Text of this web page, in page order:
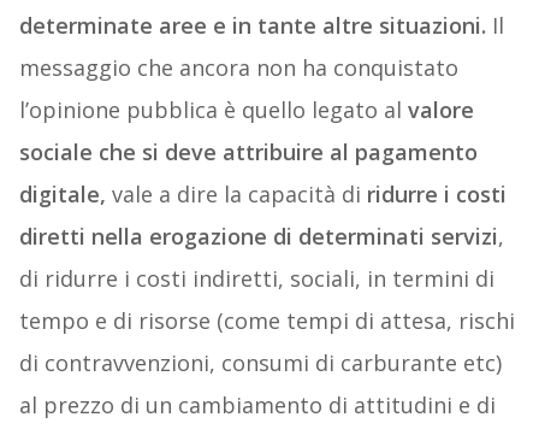
determinate aree e in tante altre situazioni. Il
messaggio che ancora non ha conquistato
l’opinione pubblica è quello legato al valore
sociale che si deve attribuire al pagamento
digitale, vale a dire la capacità di ridurre i costi
diretti nella erogazione di determinati servizi,
di ridurre i costi indiretti, sociali, in termini di
tempo e di risorse (come tempi di attesa, rischi
di contravvenzioni, consumi di carburante etc)
al prezzo di un cambiamento di attitudini e di